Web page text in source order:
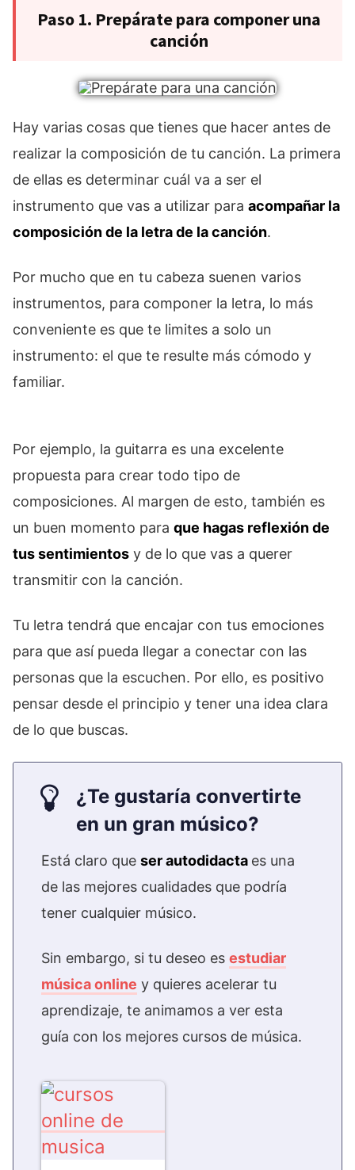
Paso 1. Prepárate para componer una
canción
Hay varias cosas que tienes que hacer antes de
realizar la composición de tu canción. La primera
de ellas es determinar cuál va a ser el
instrumento que vas a utilizar para acompañar la
composición de la letra de la canción.
Por mucho que en tu cabeza suenen varios
instrumentos, para componer la letra, lo más
conveniente es que te limites a solo un
instrumento: el que te resulte más cómodo y
familiar.
Por ejemplo, la guitarra es una excelente
propuesta para crear todo tipo de
composiciones. Al margen de esto, también es
un buen momento para que hagas reflexión de
tus sentimientos y de lo que vas a querer
transmitir con la canción.
Tu letra tendrá que encajar con tus emociones
para que así pueda llegar a conectar con las
personas que la escuchen. Por ello, es positivo
pensar desde el principio y tener una idea clara
de lo que buscas.
¿Te gustaría convertirte
en un gran músico?
Está claro que ser autodidacta es una
de las mejores cualidades que podría
tener cualquier músico.
Sin embargo, si tu deseo es estudiar
música online y quieres acelerar tu
aprendizaje, te animamos a ver esta
guía con los mejores cursos de música.